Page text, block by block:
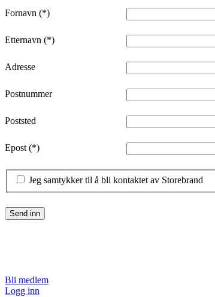
Fornavn
Etternavn
Adresse
Postnummer
Poststed
Epost
Jeg samtykker til å bli kontaktet av Storebrand
Send inn
Bli medlem
Logg inn